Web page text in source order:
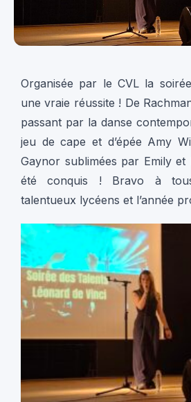
Organisée par le CVL la
une vraie réussite ! De
passant par la danse
jeu de cape et d’épée Amy
Gaynor sublimées par Emily
été conquis ! Bravo à
talentueux lycéens et l’année